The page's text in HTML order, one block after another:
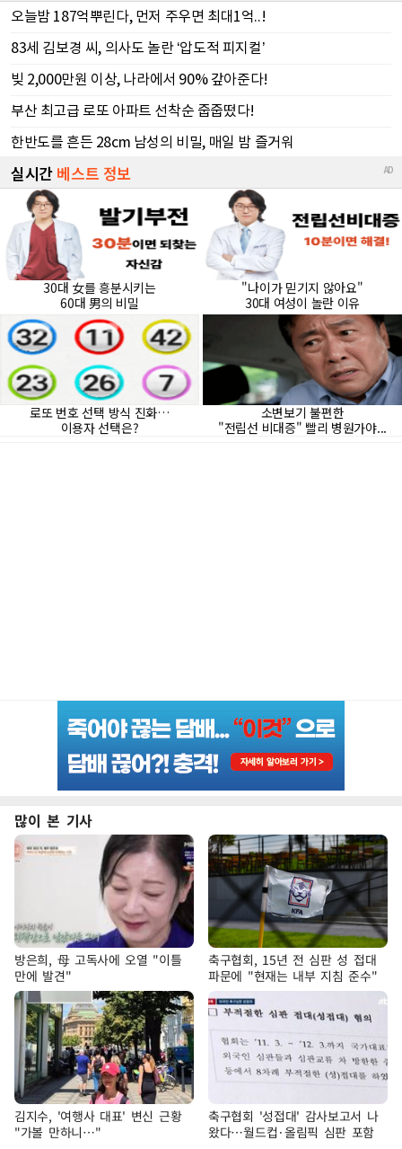
많이 본 기사
방은희, 母 고독사에 오열 "이틀
만에 발견"
축구협회, 15년 전 심판 성 접대
파문에 "현재는 내부 지침 준수"
김지수, '여행사 대표' 변신 근황
"가볼 만하니…"
축구협회 '성접대' 감사보고서 나
왔다…월드컵·올림픽 심판 포함